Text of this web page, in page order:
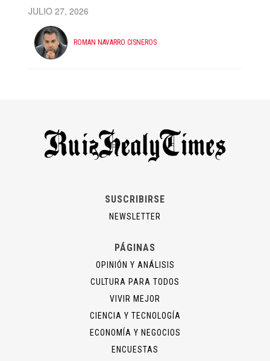
JULIO 27, 2026
ROMAN NAVARRO CISNEROS
SUSCRIBIRSE
NEWSLETTER
PÁGINAS
OPINIÓN Y ANÁLISIS
CULTURA PARA TODOS
VIVIR MEJOR
CIENCIA Y TECNOLOGÍA
ECONOMÍA Y NEGOCIOS
ENCUESTAS